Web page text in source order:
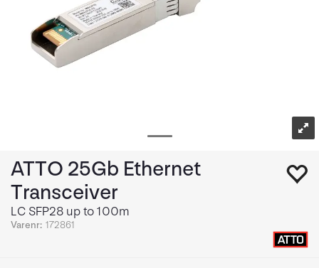
ATTO 25Gb Ethernet
Transceiver
LC SFP28 up to 100m
Varenr: 172861